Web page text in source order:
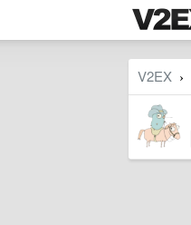
V2EX ›